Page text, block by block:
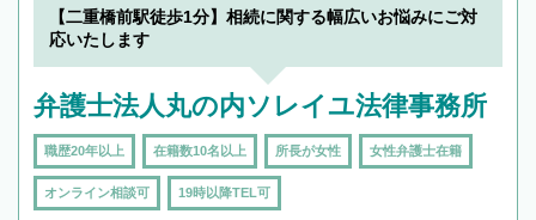
【二重橋前駅徒歩1分】相続に関する幅広いお悩みにご対
応いたします
弁護士法人丸の内ソレイユ法律事務所
職歴20年以上 在籍数10名以上 所長が女性 女性弁護士在籍
オンライン相談可 19時以降TEL可